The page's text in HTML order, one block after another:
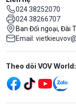
024 38252070
024 38266707
Ban Đối ngoại, Đài
Email:
Mạng xã hội
Theo dõi VOV World: